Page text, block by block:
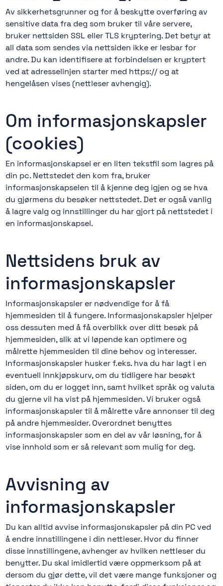
Av sikkerhetsgrunner og for å beskytte overføring av
sensitive data fra deg som bruker til våre servere,
bruker nettsiden SSL eller TLS kryptering. Det betyr at
all data som sendes via nettsiden ikke er lesbar for
andre. Du kan identifisere at forbindelsen er kryptert
ved at adresselinjen starter med https:// og at
hengelåsen vises (nettleser avhengig).
Om informasjonskapsler
(cookies)
En informasjonskapsel er en liten tekstfil som lagres på
din pc. Nettstedet den kom fra, bruker
informasjonskapselen til å kjenne deg igjen og se hva
du gjørmens du besøker nettstedet. Det er også vanlig
å lagre valg og innstillinger du har gjort på nettstedet i
en informasjonskapsel.
Nettsidens bruk av
informasjonskapsler
Informasjonskapsler er nødvendige for å få
hjemmesiden til å fungere. Informasjonskapsler hjelper
oss dessuten med å få overblikk over ditt besøk på
hjemmesiden, slik at vi løpende kan optimere og
målrette hjemmesiden til dine behov og interesser.
Informasjonskapsler husker f.eks. hva du har lagt i en
eventuell innkjøpskurv, om du tidligere har besøkt
siden, om du er logget inn, samt hvilket språk og valuta
du gjerne vil ha vist på hjemmesiden. Vi bruker også
informasjonskapsler til å målrette våre annonser til deg
på andre hjemmesider. Overordnet benyttes
informasjonskapsler som en del av vår løsning, for å
vise innhold som er så relevant som mulig for deg.
Avvisning av
informasjonskapsler
Du kan alltid avvise informasjonskapsler på din PC ved
å endre innstillingene i din nettleser. Hvor du finner
disse innstillingene, avhenger av hvilken nettleser du
benytter. Du skal imidlertid være oppmerksom på at
dersom du gjør dette, vil det være mange funksjoner og